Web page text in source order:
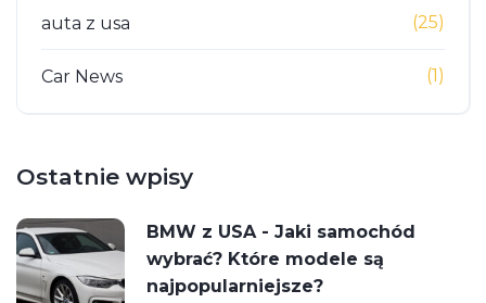
auta z usa (25)
Car News (1)
Ostatnie wpisy
BMW z USA - Jaki samochód
wybrać? Które modele są
najpopularniejsze?